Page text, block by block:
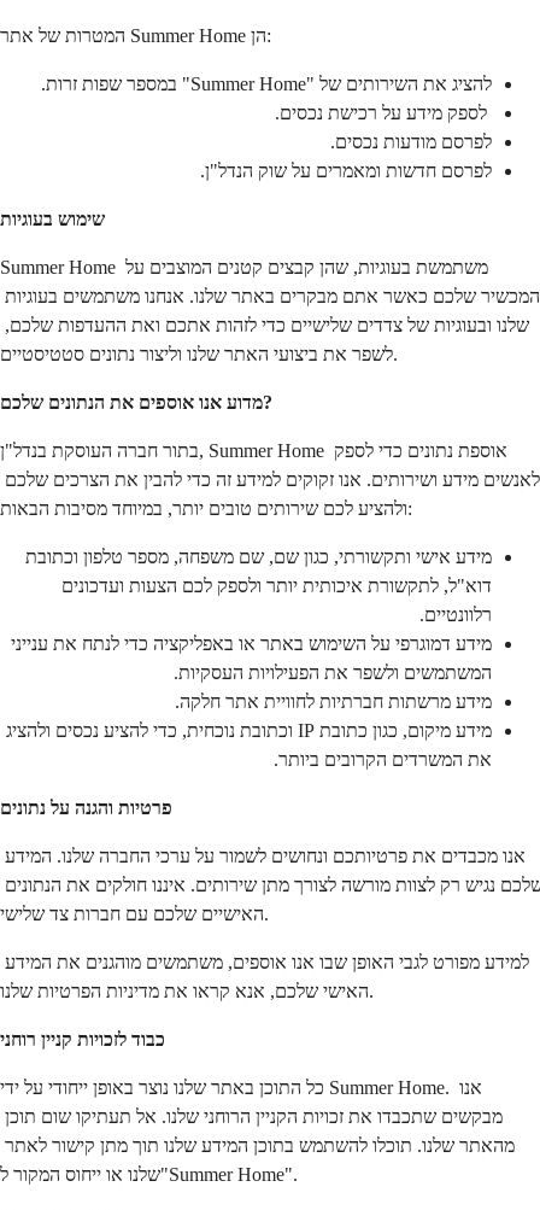
המטרות של אתר Summer Home הן:
להציג את השירותים של "Summer Home" במספר שפות זרות.
לפרסם מודעות נכסים.
לפרסם חדשות ומאמרים על שוק הנדל"ן.
שימוש בעוגיות
Summer Home משתמשת בעוגיות, שהן קבצים קטנים המוצבים על
לשפר את ביצועי האתר שלנו וליצור נתונים סטטיסטיים.
מדוע אנו אוספים את הנתונים שלכם?
בתור חברה העוסקת בנדל"ן, Summer Home אוספת נתונים כדי לספק
ולהציע לכם שירותים טובים יותר, במיוחד מסיבות הבאות:
רלוונטיים.
המשתמשים ולשפר את הפעילויות העסקיות.
מידע מרשתות חברתיות לחוויית אתר חלקה.
את המשרדים הקרובים ביותר.
פרטיות והגנה על נתונים
האישיים שלכם עם חברות צד שלישי.
האישי שלכם, אנא קראו את מדיניות הפרטיות שלנו.
כבוד לזכויות קניין רוחני
כל התוכן באתר שלנו נוצר באופן ייחודי על ידי Summer Home. אנו
שלנו או ייחוס המקור ל"Summer Home".